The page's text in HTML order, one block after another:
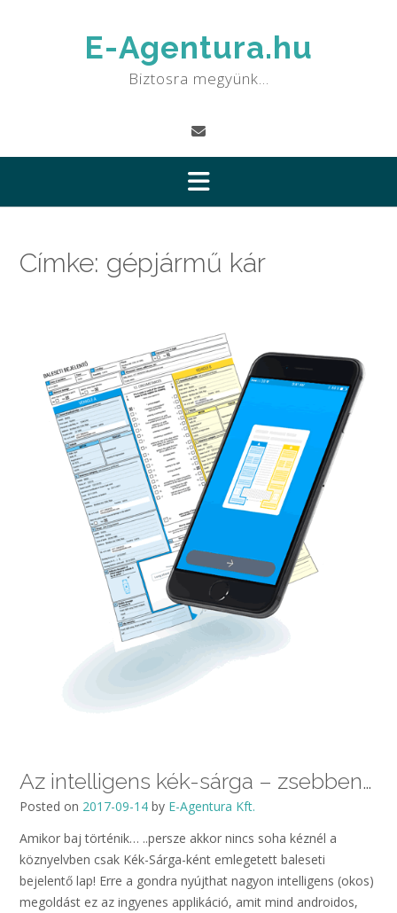
E-Agentura.hu
Biztosra megyünk…
Címke: gépjármű kár
Az intelligens kék-sárga – zsebben…
Posted on 2017-09-14 by E-Agentura Kft.
Amikor baj történik… ..persze akkor nincs soha kéznél a
köznyelvben csak Kék-Sárga-ként emlegetett baleseti
bejelentő lap! Erre a gondra nyújthat nagyon intelligens (okos)
megoldást ez az ingyenes applikáció, amit mind androidos,